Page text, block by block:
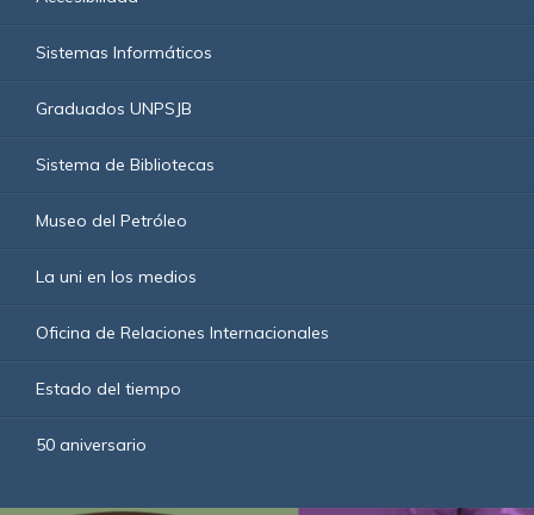
Sistemas Informáticos
Graduados UNPSJB
Sistema de Bibliotecas
Museo del Petróleo
La uni en los medios
Oficina de Relaciones Internacionales
Estado del tiempo
50 aniversario